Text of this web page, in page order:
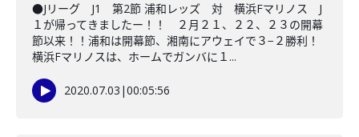
●Jリーグ J1 第2節 浦和レッズ 対 横浜Fマリノス J
１が帰ってきましたー！！ ２月２１、２２、２３の開幕
節以来！！浦和は開幕節、湘南にアウェイで３−２勝利！
横浜Fマリノスは、ホームでガンバに１...
2020.07.03 |00:05:56